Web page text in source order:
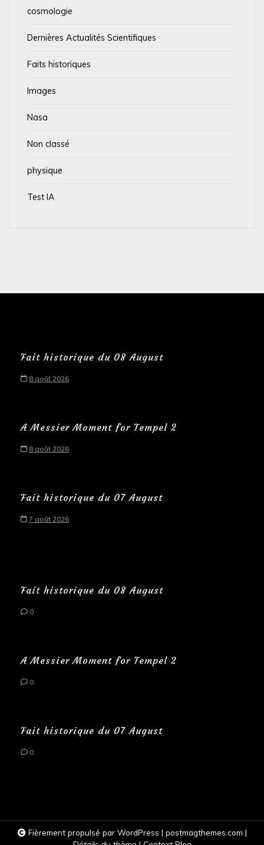
cosmologie
Dernières Actualités Scientifiques
Faits historiques
Images
Nasa
Non classé
physique
Test IA
Fait historique du 08 August
8 août 2026
A Messier Moment for Tempel 2
8 août 2026
Fait historique du 07 August
7 août 2026
Fait historique du 08 August
0
A Messier Moment for Tempel 2
0
Fait historique du 07 August
0
Fièrement propulsé par WordPress | postmagthemes.com |